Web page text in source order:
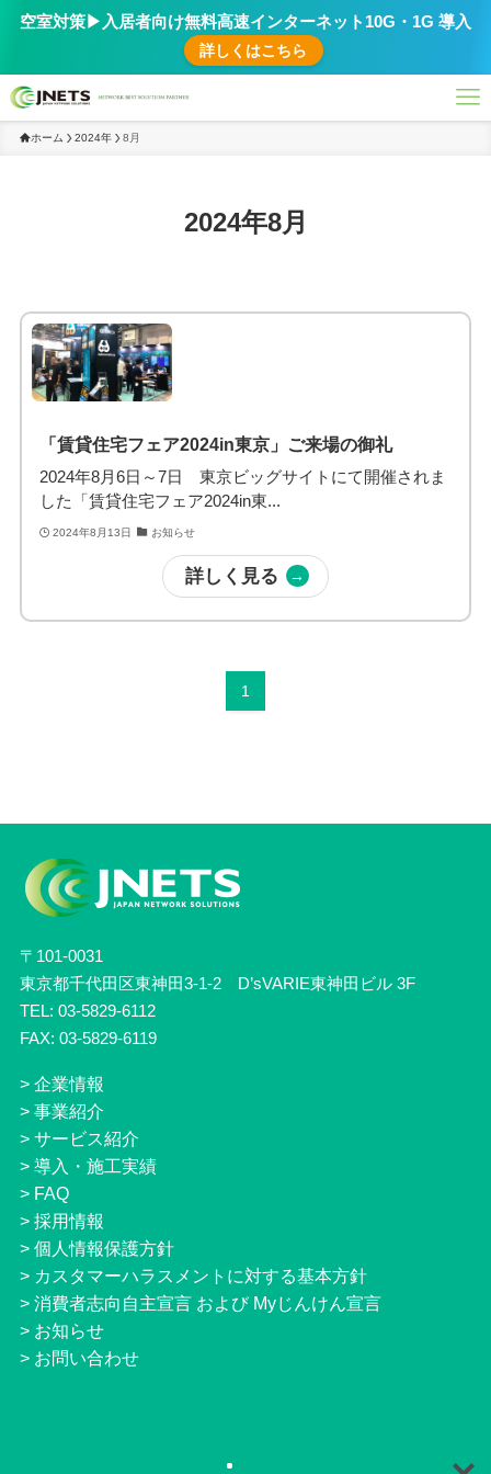
空室対策▶︎入居者向け無料高速インターネット10G・1G 導入
詳しくはこちら
ホーム 2024年 8月
2024年8月
「賃貸住宅フェア2024in東京」ご来場の御礼
2024年8月6日～7日 東京ビッグサイトにて開催されま
した「賃貸住宅フェア2024in東...
2024年8月13日 お知らせ
詳しく見る
1
〒101-0031
東京都千代田区東神田3-1-2 D’sVARIE東神田ビル 3F
TEL: 03-5829-6112
FAX: 03-5829-6119
> 企業情報
> 事業紹介
> サービス紹介
> 導入・施工実績
> FAQ
> 採用情報
> 個人情報保護方針
> カスタマーハラスメントに対する基本方針
> 消費者志向自主宣言 および Myじんけん宣言
> お知らせ
> お問い合わせ